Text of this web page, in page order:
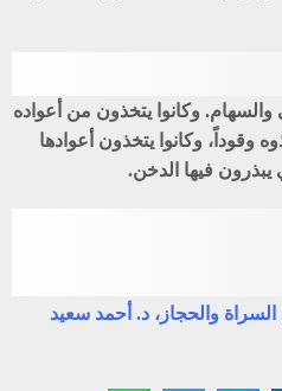
وكانوا يتخذون من أعواده
وقوداً، وكانوا يتخذون أعوادها
يبذرون فيها الدخن.
والحجاز، د. أحمد سعيد